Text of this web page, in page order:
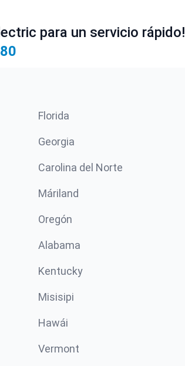
para un servicio rápido!
Florida
Georgia
Carolina del Norte
Máriland
Oregón
Alabama
Kentucky
Misisipi
Hawái
Vermont